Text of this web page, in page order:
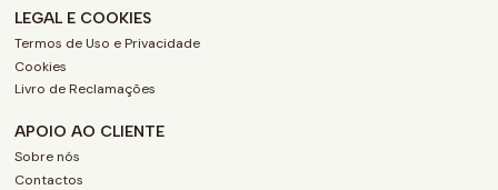
LEGAL E COOKIES
Termos de Uso e Privacidade
Cookies
Livro de Reclamações
APOIO AO CLIENTE
Sobre nós
Contactos